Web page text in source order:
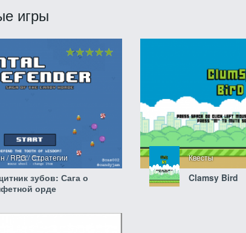
игры
/ RPG / Стратегии
зубов: Сага о
орде
Квесты
Clamsy Bird